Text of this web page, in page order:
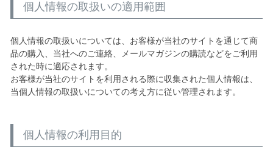
個人情報の取扱いの適用範囲
個人情報の取扱いについては、お客様が当社のサイトを通じて商
品の購入、当社へのご連絡、メールマガジンの購読などをご利用
された時に適応されます。
お客様が当社のサイトを利用される際に収集された個人情報は、
当個人情報の取扱いについての考え方に従い管理されます。
個人情報の利用目的